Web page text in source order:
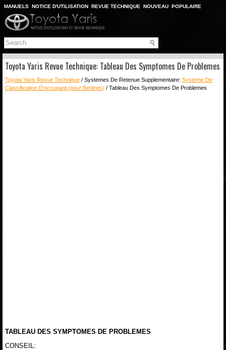
MANUELS NOTICE D'UTILISATION REVUE TECHNIQUE NOUVEAU POPULAIRE
PLAN DU SITE
CHERCHER
Toyota Yaris Revue Technique: Tableau Des Symptomes De Problemes
Toyota Yaris Revue Technique / Systemes De Retenue Supplementaire: Systeme De
Classification D'occupant (pour Berlines) / Tableau Des Symptomes De Problemes
TABLEAU DES SYMPTOMES DE PROBLEMES
CONSEIL: